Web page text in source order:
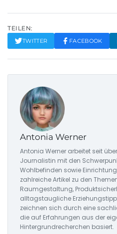
TEILEN:
TWITTER FACEBOOK
Antonia Werner
Antonia Werner arbeitet seit
Journalistin mit den
Wohlbefinden sowie
zahlreiche Artikel zu den
Raumgestaltung,
alltagstaugliche
zeichnen sich durch eine
die auf Erfahrungen aus der
Hintergrundrecherchen basiert.